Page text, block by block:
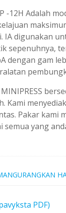
-12H Adalah
IA digunakan
sepenuhnya,
dengan gam
Kami
Pakar
semua yang
PDF)